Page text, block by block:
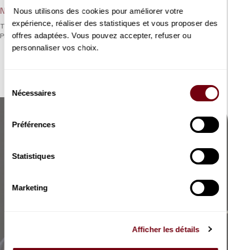
Nous utilisons des cookies pour améliorer votre
expérience, réaliser des statistiques et vous proposer des
offres adaptées. Vous pouvez accepter, refuser ou
personnaliser vos choix.
Nécessaires
Préférences
Statistiques
Marketing
Afficher les détails
NN, Julian et Christoph Prégardien
Two exceptional tenors – father and son Christoph and Julian
Prégardien for a programme of exquisite Lieder.